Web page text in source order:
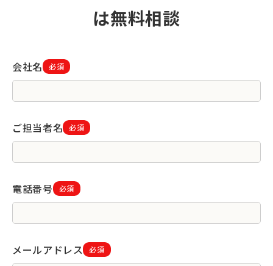
は無料相談
必須
会社名
必須
ご担当者名
必須
電話番号
必須
メールアドレス